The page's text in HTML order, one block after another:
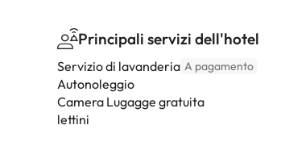
Principali servizi dell'hotel
Servizio di lavanderia A pagamento
Autonoleggio
Camera Lugagge gratuita
lettini